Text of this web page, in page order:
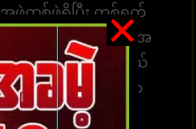
အဖွဲ့တစ်ဖွဲ့ရှိပြီး တစ်ရက်
ပေးဆောင်နိုင်ပါသည်။ အ
းဂိမ်းများကို ရွေးချယ်
လောင်းကစားနိုင်သော
းရွေးချယ်ရန်